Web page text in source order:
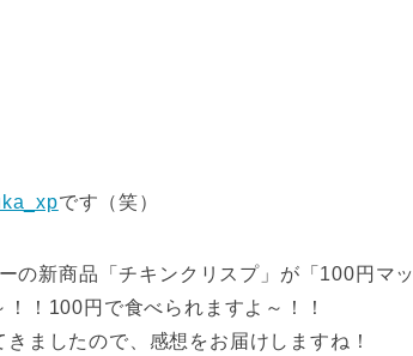
です（笑）
の新商品「チキンクリスプ」が「100円マッ
！100円で食べられますよ～！！
ましたので、感想をお届けしますね！